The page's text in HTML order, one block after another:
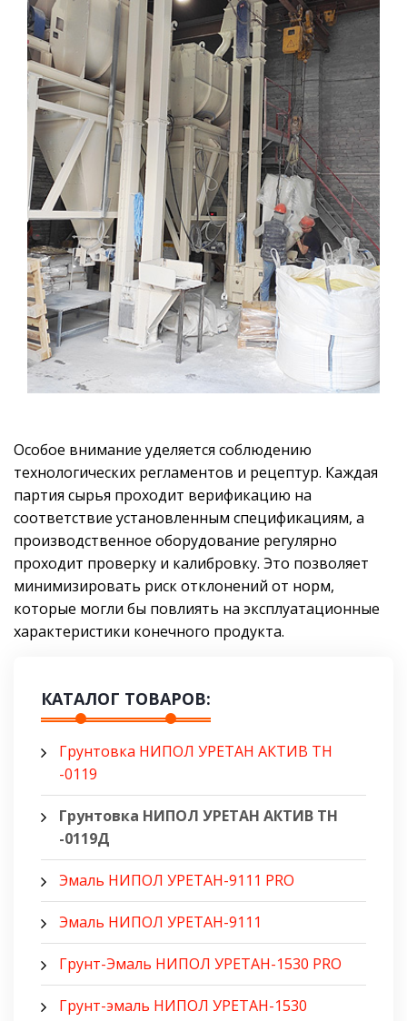
Особое внимание уделяется соблюдению
технологических регламентов и рецептур. Каждая
партия сырья проходит верификацию на
соответствие установленным спецификациям, а
производственное оборудование регулярно
проходит проверку и калибровку. Это позволяет
минимизировать риск отклонений от норм,
которые могли бы повлиять на эксплуатационные
характеристики конечного продукта.
КАТАЛОГ ТОВАРОВ:
Грунтовка НИПОЛ УРЕТАН АКТИВ ТН
-0119
Грунтовка НИПОЛ УРЕТАН АКТИВ ТН
-0119Д
Эмаль НИПОЛ УРЕТАН-9111 PRO
Эмаль НИПОЛ УРЕТАН-9111
Грунт-Эмаль НИПОЛ УРЕТАН-1530 PRO
Грунт-эмаль НИПОЛ УРЕТАН-1530